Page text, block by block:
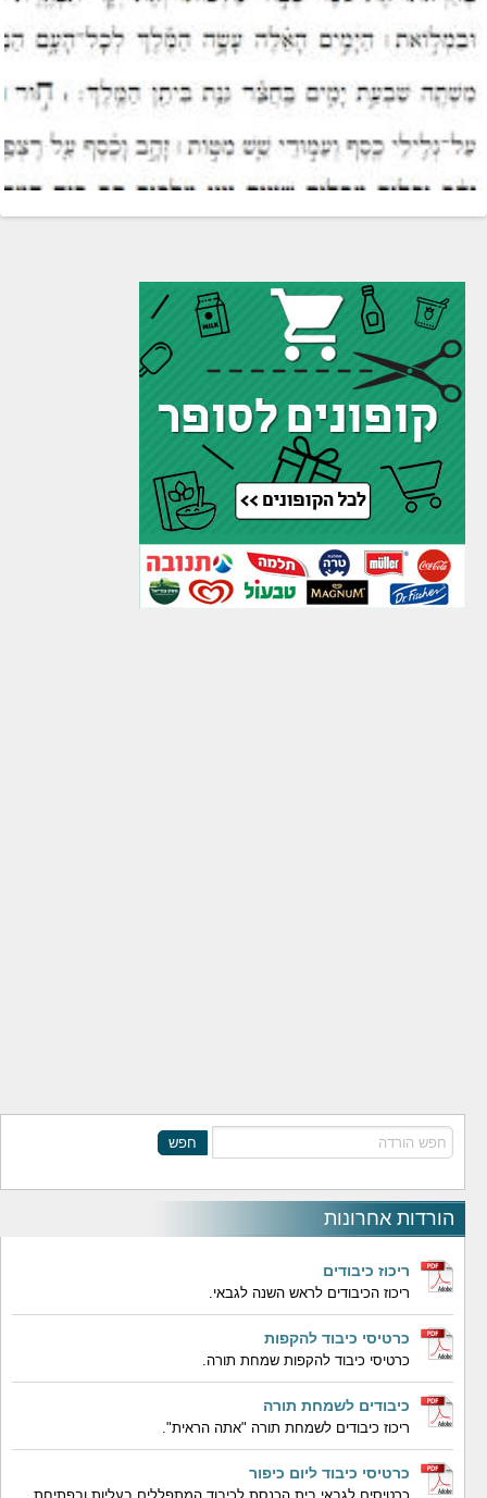
חפש
הורדות אחרונות
ריכוז כיבודים
ריכוז הכיבודים לראש השנה לגבאי.
כרטיסי כיבוד להקפות
כרטיסי כיבוד להקפות שמחת תורה.
כיבודים לשמחת תורה
ריכוז כיבודים לשמחת תורה "אתה הראית".
כרטיסי כיבוד ליום כיפור